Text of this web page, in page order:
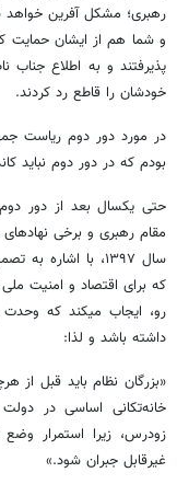
رهبری؛ مشکل آفرین خواهد
و شما هم از ایشان حمایت
پذیرفتند و به اطلاع جناب
خودشان را قاطع رد کردند.
در مورد دور دوم ریاست
بودم که در دور دوم نباید
حتی یکسال بعد از دور
مقام رهبری و برخی
سال ۱۳۹۷، با
که برای اقتصاد و امنیت
رو، ایجاب میکند که
داشته باشد و لذا:
«بزرگان نظام باید قبل از
خانه‌تکانی اساسی در
غیرقابل جبران شود.»